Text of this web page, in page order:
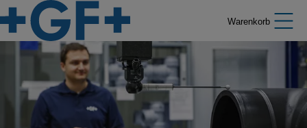
Warenkorb